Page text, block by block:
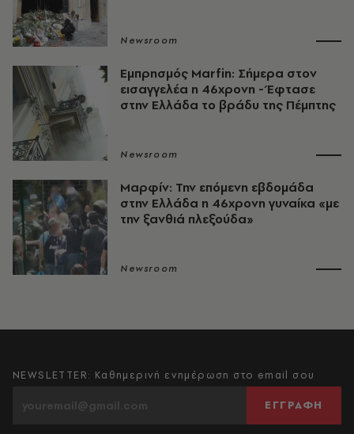
Newsroom
Εμπρησμός Marfin: Σήμερα στον
εισαγγελέα η 46χρονη - Έφτασε
στην Ελλάδα το βράδυ της Πέμπτης
Newsroom
Μαρφίν: Την επόμενη εβδομάδα
στην Ελλάδα η 46χρονη γυναίκα «με
την ξανθιά πλεξούδα»
Newsroom
NEWSLETTER: Καθημερινή ενημέρωση στο email σου
ΕΓΓΡΑΦΗ